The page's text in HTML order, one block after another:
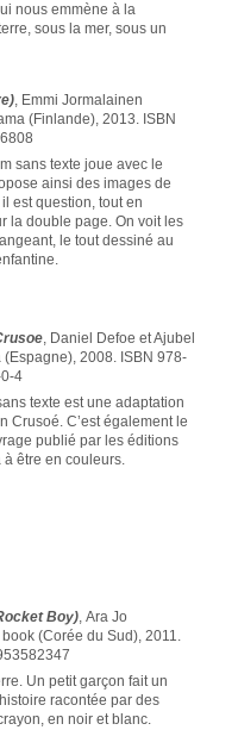
nous emmène à la
sous la mer, sous un
, Emmi Jormalainen
(Finlande), 2013. ISBN
sans texte joue avec le
ainsi des images de
il est question, tout en
la double page. On voit les
le tout dessiné au
, Daniel Defoe et Ajubel
(Espagne), 2008. ISBN 978-
4
texte est une adaptation
Crusoé. C’est également le
publié par les éditions
à être en couleurs.
Boy), Ara Jo
(Corée du Sud), 2011.
Un petit garçon fait un
racontée par des
en noir et blanc.